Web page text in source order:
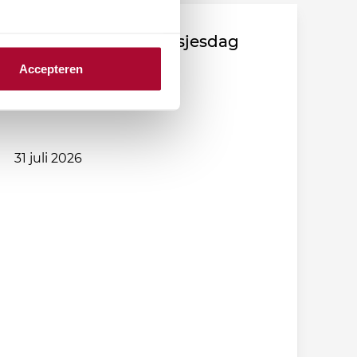
Accepteren
Fiscale duiding Prinsjesdag
2026
31 juli 2026